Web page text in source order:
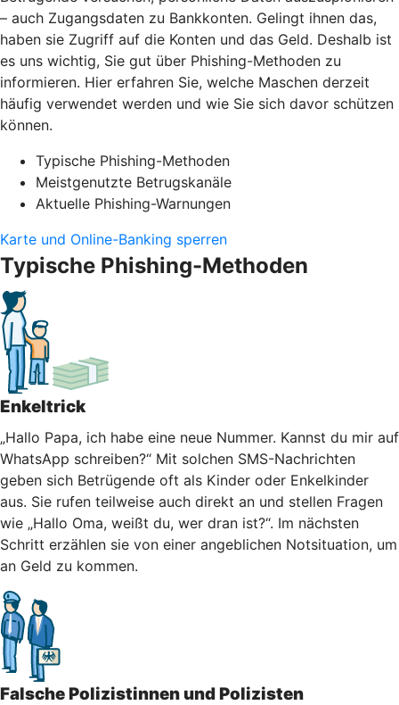
– auch Zugangsdaten zu Bankkonten. Gelingt ihnen das,
haben sie Zugriff auf die Konten und das Geld. Deshalb ist
es uns wichtig, Sie gut über Phishing-Methoden zu
informieren. Hier erfahren Sie, welche Maschen derzeit
häufig verwendet werden und wie Sie sich davor schützen
können.
Typische Phishing-Methoden
Meistgenutzte Betrugskanäle
Aktuelle Phishing-Warnungen
Karte und Online-Banking sperren
Typische Phishing-Methoden
Enkeltrick
„Hallo Papa, ich habe eine neue Nummer. Kannst du mir auf
WhatsApp schreiben?“ Mit solchen SMS-Nachrichten
geben sich Betrügende oft als Kinder oder Enkelkinder
aus. Sie rufen teilweise auch direkt an und stellen Fragen
wie „Hallo Oma, weißt du, wer dran ist?“. Im nächsten
Schritt erzählen sie von einer angeblichen Notsituation, um
an Geld zu kommen.
Falsche Polizistinnen und Polizisten